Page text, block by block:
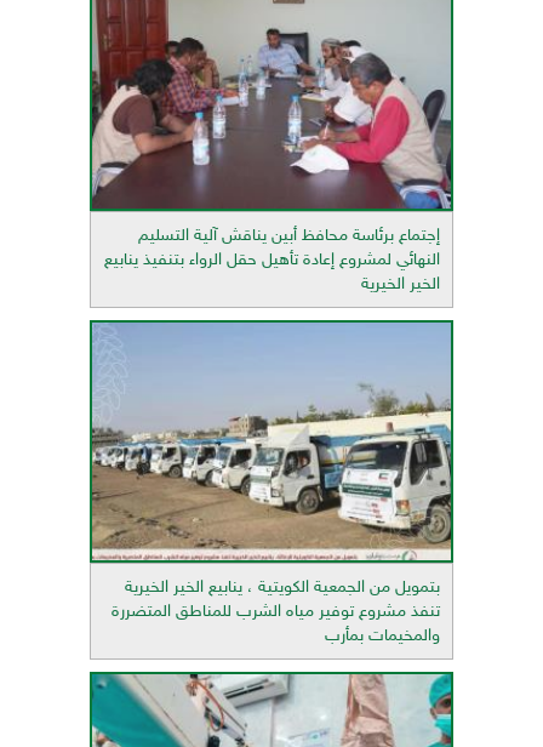
إجتماع برئاسة محافظ أبين يناقش آلية التسليم
النهائي لمشروع إعادة تأهيل حقل الرواء بتنفيذ ينابيع
الخير الخيرية
بتمويل من الجمعية الكويتية ، ينابيع الخير الخيرية
تنفذ مشروع توفير مياه الشرب للمناطق المتضررة
والمخيمات بمأرب